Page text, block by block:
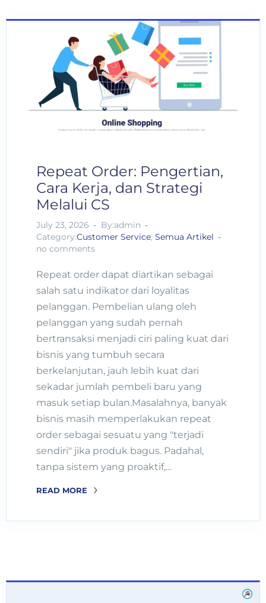
Repeat Order: Pengertian,
Cara Kerja, dan Strategi
Melalui CS
July 23, 2026
By:admin
Category:Customer Service, Semua Artikel
no comments
Repeat order dapat diartikan sebagai
salah satu indikator dari loyalitas
pelanggan. Pembelian ulang oleh
pelanggan yang sudah pernah
bertransaksi menjadi ciri paling kuat dari
bisnis yang tumbuh secara
berkelanjutan, jauh lebih kuat dari
sekadar jumlah pembeli baru yang
masuk setiap bulan.Masalahnya, banyak
bisnis masih memperlakukan repeat
order sebagai sesuatu yang "terjadi
sendiri" jika produk bagus. Padahal,
tanpa sistem yang proaktif,…
READ MORE